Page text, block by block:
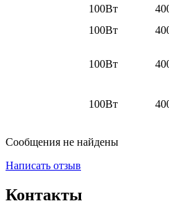
100Вт
100Вт
100Вт
100Вт
Сообщения не найдены
Написать отзыв
Контакты